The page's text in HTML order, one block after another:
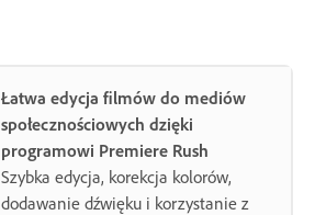
Łatwa edycja filmów do mediów
społecznościowych dzięki
programowi Premiere Rush
Szybka edycja, korekcja kolorów,
dodawanie dźwięku i korzystanie z